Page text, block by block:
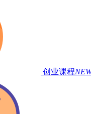
创业课程